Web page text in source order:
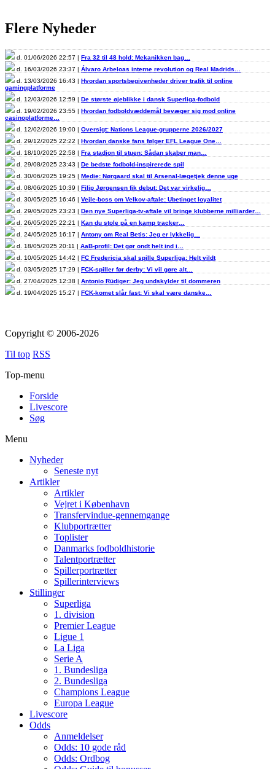
Flere Nyheder
d. 01/06/2026 22:57 | Fra 32 til 48 hold: Mekanikken bag…
d. 16/03/2026 23:37 | Álvaro Arbeloas interne revolution og Real Madrids…
d. 13/03/2026 16:43 | Hvordan sportsbegivenheder driver trafik til online
gamingplatforme
d. 12/03/2026 12:59 | De største øjeblikke i dansk Superliga-fodbold
d. 19/02/2026 23:55 | Hvordan fodboldvæddemål bevæger sig mod online
casinoplatforme…
d. 12/02/2026 19:00 | Oversigt: Nations League-grupperne 2026/2027
d. 29/12/2025 22:22 | Hvordan danske fans følger EFL League One…
d. 18/10/2025 22:58 | Fra stadion til stuen: Sådan skaber man…
d. 29/08/2025 23:43 | De bedste fodbold-inspirerede spil
d. 30/06/2025 19:25 | Medie: Nørgaard skal til Arsenal-lægetjek denne uge
d. 08/06/2025 10:39 | Filip Jørgensen fik debut: Det var virkelig…
d. 30/05/2025 16:46 | Vejle-boss om Velkov-aftale: Ubetinget loyalitet
d. 29/05/2025 23:23 | Den nye Superliga-tv-aftale vil bringe klubberne milliarder…
d. 26/05/2025 22:21 | Kan du stole på en kamp tracker…
d. 24/05/2025 16:17 | Antony om Real Betis: Jeg er lykkelig…
d. 18/05/2025 20:11 | AaB-profil: Det gør ondt helt ind i…
d. 10/05/2025 14:42 | FC Fredericia skal spille Superliga: Helt vildt
d. 03/05/2025 17:29 | FCK-spiller før derby: Vi vil gøre alt…
d. 27/04/2025 12:38 | Antonio Rüdiger: Jeg undskylder til dommeren
d. 19/04/2025 15:27 | FCK-komet slår fast: Vi skal være danske…
Copyright © 2006-2026
Til top RSS
Top-menu
Forside
Livescore
Søg
Menu
Nyheder
Seneste nyt
Artikler
Artikler
Vejret i København
Transfervindue-gennemgange
Klubportrætter
Toplister
Danmarks fodboldhistorie
Talentportrætter
Spillerportrætter
Spillerinterviews
Stillinger
Superliga
1. division
Premier League
Ligue 1
La Liga
Serie A
1. Bundesliga
2. Bundesliga
Champions League
Europa League
Livescore
Odds
Anmeldelser
Odds: 10 gode råd
Odds: Ordbog